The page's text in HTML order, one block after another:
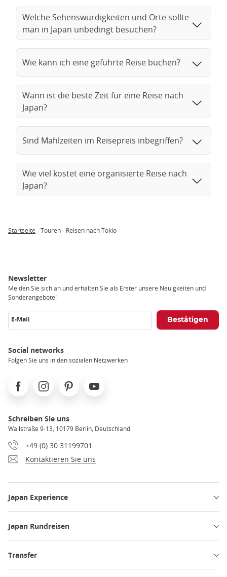
Welche Sehenswürdigkeiten und Orte sollte
man in Japan unbedingt besuchen?
Wie kann ich eine geführte Reise buchen?
Wann ist die beste Zeit für eine Reise nach
Japan?
Sind Mahlzeiten im Reisepreis inbegriffen?
Wie viel kostet eine organisierte Reise nach
Japan?
Startseite Touren - Reisen nach Tokio
Newsletter
Melden Sie sich an und erhalten Sie als Erster unsere Neuigkeiten und
Sonderangebote!
E-Mail
Social networks
Folgen Sie uns in den sozialen Netzwerken
FacebookInstagramPinterest Youtube
Schreiben Sie uns
Wallstraße 9-13, 10179 Berlin, Deutschland
+49 (0) 30 31199701
Kontaktieren Sie uns
Japan Experience
Japan Rundreisen
Transfer